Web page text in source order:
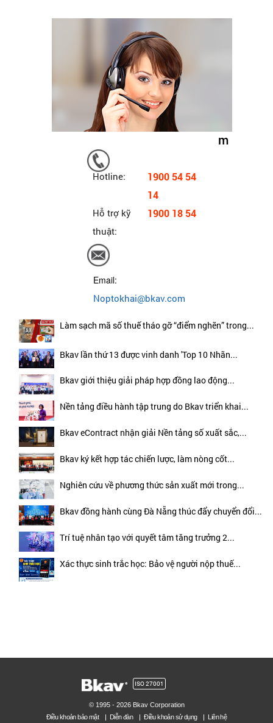
Hotline:
1900 54 54
14
Hỗ trợ kỹ
thuật:
1900 18 54
Email:
Noptokhai@bkav.com
m
Làm sạch mã số thuế tháo gỡ “điểm nghẽn” trong...
Bkav lần thứ 13 được vinh danh 'Top 10 Nhãn...
Bkav giới thiệu giải pháp hợp đồng lao động...
Nền tảng điều hành tập trung do Bkav triển khai...
Bkav eContract nhận giải Nền tảng số xuất sắc,...
Bkav ký kết hợp tác chiến lược, làm nòng cốt...
Nghiên cứu về phương thức sản xuất mới trong...
Bkav đồng hành cùng Đà Nẵng thúc đẩy chuyển đổi...
Trí tuệ nhân tạo với quyết tâm tăng trưởng 2...
Xác thực sinh trắc học: Bảo vệ người nộp thuế...
ISO 27001
© 1995 - 2026 Bkav Corporation
Điều khoản bảo mật
Diễn đàn Điều khoản sử dụng Liên hệ